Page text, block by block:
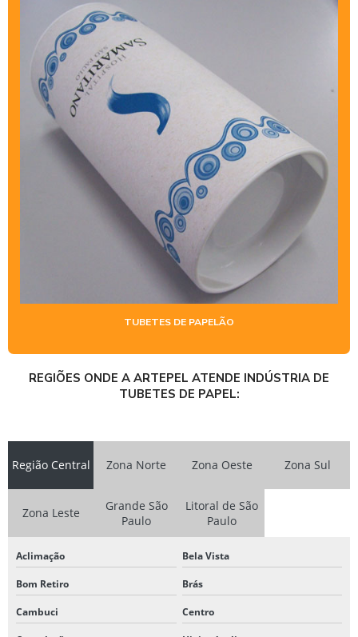
TUBETES DE PAPELÃO
REGIÕES ONDE A ARTEPEL ATENDE INDÚSTRIA DE
TUBETES DE PAPEL:
Região Central Zona Norte Zona Oeste Zona Sul
Zona Leste
Grande São
Paulo
Litoral de São
Paulo
Aclimação Bela Vista
Bom Retiro Brás
Cambuci Centro